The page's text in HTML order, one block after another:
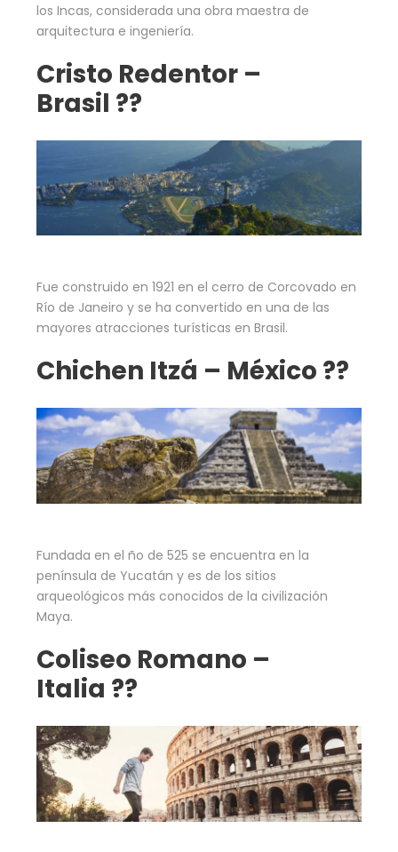
los Incas, considerada una obra maestra de
arquitectura e ingeniería.
Cristo Redentor –
Brasil ??
Fue construido en 1921 en el cerro de Corcovado en
Río de Janeiro y se ha convertido en una de las
mayores atracciones turísticas en Brasil.
Chichen Itzá – México ??
Fundada en el ño de 525 se encuentra en la
península de Yucatán y es de los sitios
arqueológicos más conocidos de la civilización
Maya.
Coliseo Romano –
Italia ??